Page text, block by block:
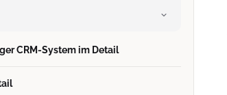
CRM-System im Detail